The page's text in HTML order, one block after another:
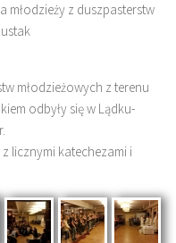
młodzieży z duszpasterstw
młodzieżowych z terenu
odbyły się w Lądku-
licznymi katechezami i